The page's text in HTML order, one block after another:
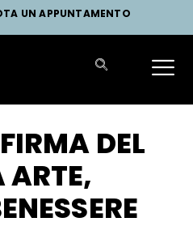
UN APPUNTAMENTO
DEL
ARTE,